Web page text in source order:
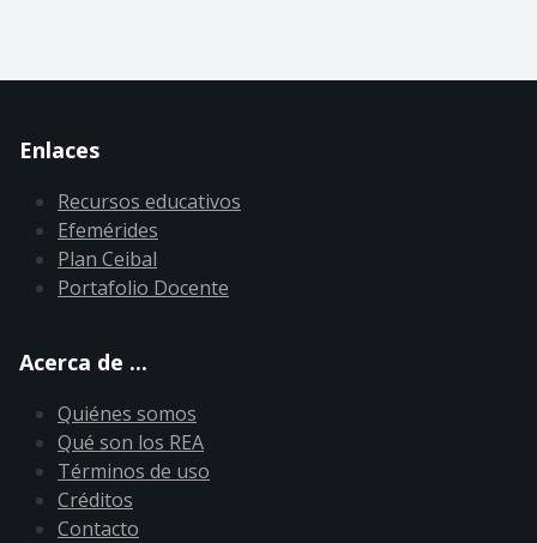
Enlaces
Recursos educativos
Efemérides
Plan Ceibal
Portafolio Docente
Acerca de ...
Quiénes somos
Qué son los REA
Términos de uso
Créditos
Contacto